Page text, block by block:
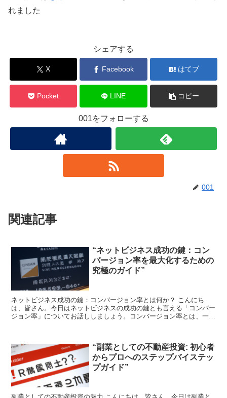
れました
シェアする
X Facebook はてブ
Pocket LINE コピー
001をフォローする
001
関連記事
“ネットビジネス成功の鍵：コン
バージョン率を最大化するための
究極のガイド”
ネットビジネス成功の鍵：コンバージョン率とは何か？ こんにち
は、皆さん。今日はネットビジネスの成功の鍵とも言える「コンバー
ジョン率」についてお話ししましょう。コンバージョン率とは、一言
“副業としての不動産投資: 初心者
からプロへのステップバイステッ
プガイド”